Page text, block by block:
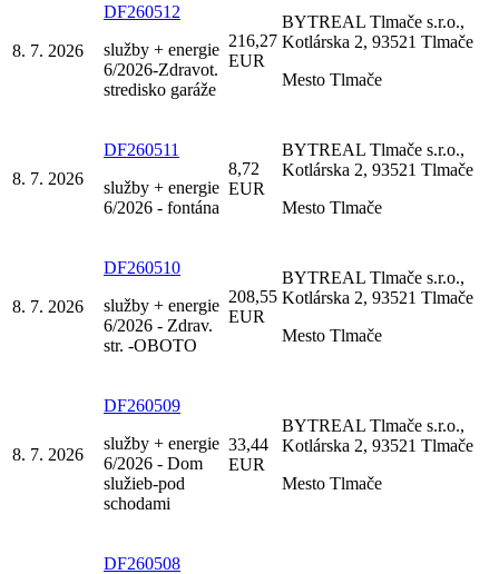
8. 7. 2026
DF260512
služby + energie
6/2026-Zdravot.
stredisko garáže
216,27
EUR
BYTREAL Tlmače s.r.o.,
Kotlárska 2, 93521 Tlmače
Mesto Tlmače
8. 7. 2026
DF260511
služby + energie
6/2026 - fontána
8,72
EUR
BYTREAL Tlmače s.r.o.,
Kotlárska 2, 93521 Tlmače
Mesto Tlmače
8. 7. 2026
DF260510
služby + energie
6/2026 - Zdrav.
str. -OBOTO
208,55
EUR
BYTREAL Tlmače s.r.o.,
Kotlárska 2, 93521 Tlmače
Mesto Tlmače
8. 7. 2026
DF260509
služby + energie
6/2026 - Dom
služieb-pod
schodami
33,44
EUR
BYTREAL Tlmače s.r.o.,
Kotlárska 2, 93521 Tlmače
Mesto Tlmače
DF260508